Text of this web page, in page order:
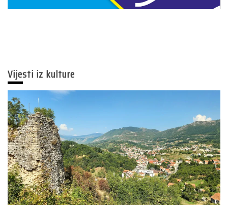
Vijesti iz kulture